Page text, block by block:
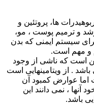
ها، پروتئین و
و ترمیم پوست ، مو،
سیستم ایمنی که بدن
و مهم است.
است که ناشی از وجود
. از ویتامینهایی است
اما عوارض کمبود آن
آنها ، نمی دانند این
باشد.